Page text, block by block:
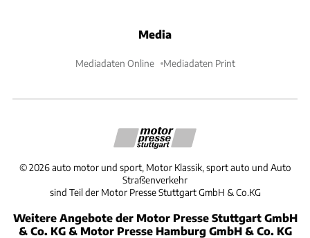
Media
Mediadaten Online Mediadaten Print
©2026 auto motor und sport, Motor Klassik, sport auto und Auto
Straßenverkehr
sind Teil der Motor Presse Stuttgart GmbH & Co.KG
Weitere Angebote der Motor Presse Stuttgart GmbH
& Co. KG & Motor Presse Hamburg GmbH & Co. KG